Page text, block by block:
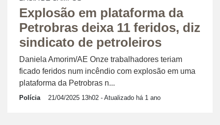
Explosão em plataforma da
Petrobras deixa 11 feridos, diz
sindicato de petroleiros
Daniela Amorim/AE Onze trabalhadores teriam
ficado feridos num incêndio com explosão em uma
plataforma da Petrobras n...
Polícia 21/04/2025 13h02 - Atualizado há 1 ano